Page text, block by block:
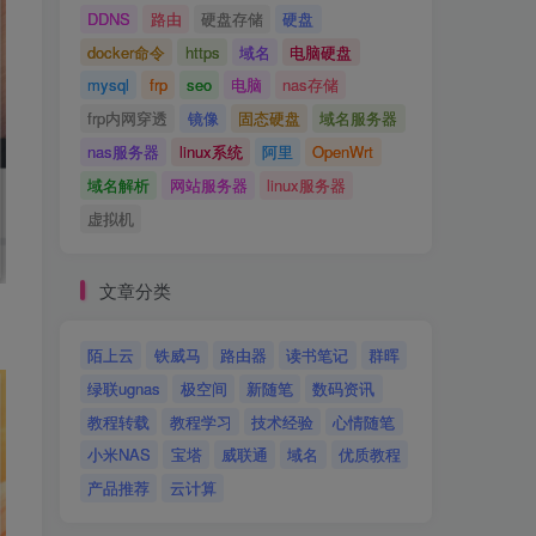
DDNS 路由 硬盘存储
硬盘
docker命令
https 域名
电脑硬盘
mysql
frp seo 电脑
nas存储
frp内网穿透
镜像 固态硬盘
域名服务器
nas服务器
linux系统 阿里
OpenWrt
域名解析
网站服务器
linux服务器
虚拟机
文章分类
陌上云 铁威马 路由器 读书笔记
群晖
绿联ugnas
极空间 新随笔
数码资讯
教程转载
教程学习 技术经验
心情随笔
小米NAS
宝塔 威联通 域名
优质教程
产品推荐
云计算